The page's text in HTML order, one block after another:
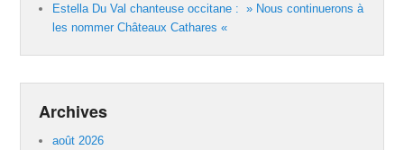
Estella Du Val chanteuse occitane : » Nous continuerons à
les nommer Châteaux Cathares «
Archives
août 2026